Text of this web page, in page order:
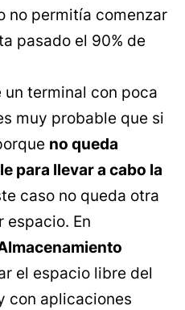
no permitía comenzar
pasado el 90% de
un terminal con poca
muy probable que si
no queda
para llevar a cabo la
caso no queda otra
espacio. En
el espacio libre del
con aplicaciones